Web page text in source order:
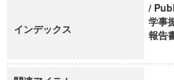
インデックス
/
学事
報告